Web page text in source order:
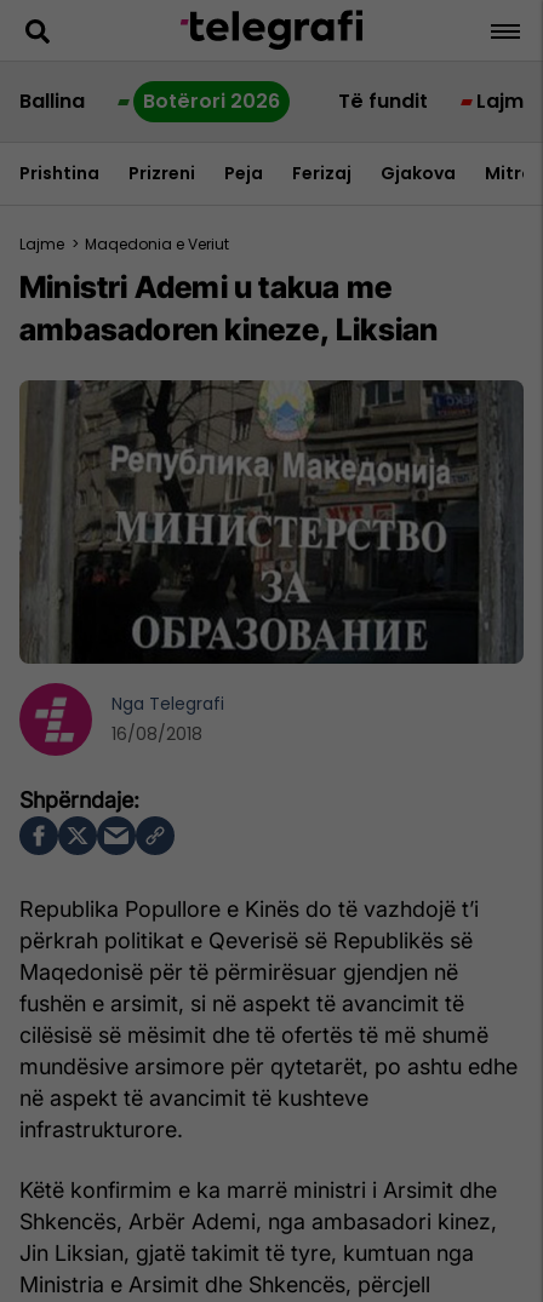
Ballina Botërori 2026 Të fundit Lajme
Prishtina Prizreni Peja Ferizaj Gjakova
Lajme > Maqedonia e Veriut
Ministri Ademi u takua me
ambasadoren kineze, Liksian
Republika Popullore e Kinës do të vazhdojë t’i
përkrah politikat e Qeverisë së Republikës së
Maqedonisë për të përmirësuar gjendjen në
fushën e arsimit, si në aspekt të avancimit të
cilësisë së mësimit dhe të ofertës të më shumë
mundësive arsimore për qytetarët, po ashtu edhe
në aspekt të avancimit të kushteve
infrastrukturore.
Këtë konfirmim e ka marrë ministri i Arsimit dhe
Shkencës, Arbër Ademi, nga ambasadori kinez,
Jin Liksian, gjatë takimit të tyre, kumtuan nga
Ministria e Arsimit dhe Shkencës, përcjell
Nga Telegrafi
16/08/2018